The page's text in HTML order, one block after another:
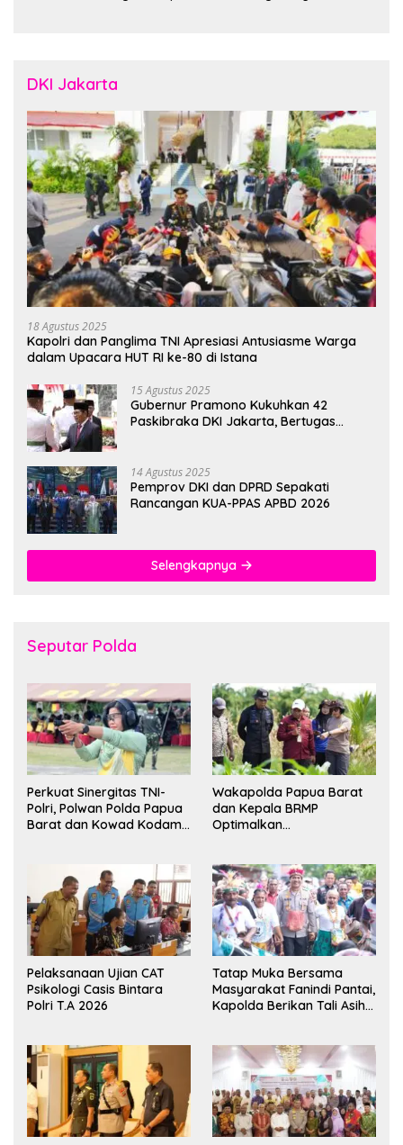
DKI Jakarta
18 Agustus 2025
Kapolri dan Panglima TNI Apresiasi Antusiasme Warga
dalam Upacara HUT RI ke-80 di Istana
15 Agustus 2025
Gubernur Pramono Kukuhkan 42
Paskibraka DKI Jakarta, Bertugas
14 Agustus 2025
Pemprov DKI dan DPRD Sepakati
Rancangan KUA-PPAS APBD 2026
Selengkapnya
Seputar Polda
Perkuat Sinergitas TNI-
Polri, Polwan Polda Papua
Barat dan Kowad Kodam
Persahabatan
Wakapolda Papua Barat
dan Kepala BRMP
Optimalkan
Pangan Papua Barat
Pelaksanaan Ujian CAT
Psikologi Casis Bintara
Polri T.A 2026
Tatap Muka Bersama
Masyarakat Fanindi Pantai,
Kapolda Berikan Tali Asih